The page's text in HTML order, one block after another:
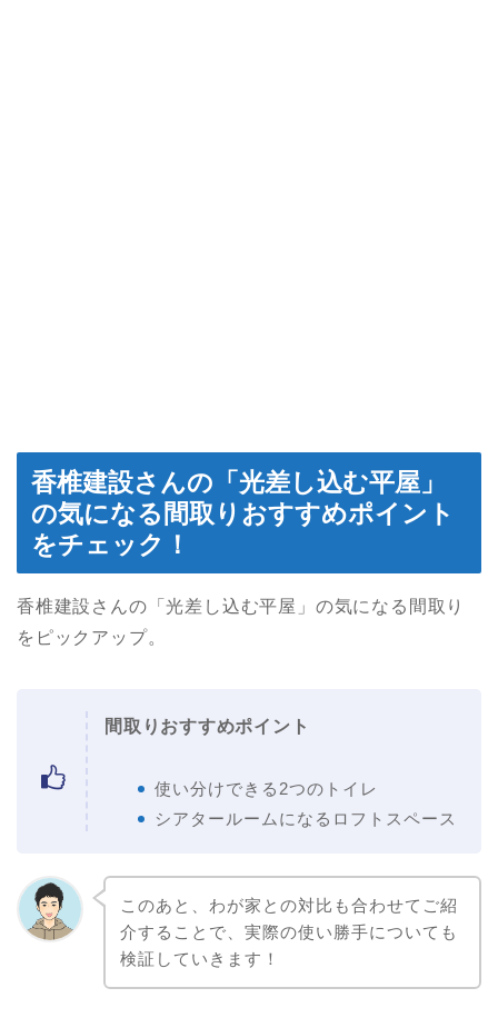
香椎建設さんの「光差し込む平屋」
の気になる間取りおすすめポイント
をチェック！
香椎建設さんの「光差し込む平屋」の気になる間取り
をピックアップ。
間取りおすすめポイント
使い分けできる2つのトイレ
シアタールームになるロフトスペース
このあと、わが家との対比も合わせてご紹
介することで、実際の使い勝手についても
検証していきます！